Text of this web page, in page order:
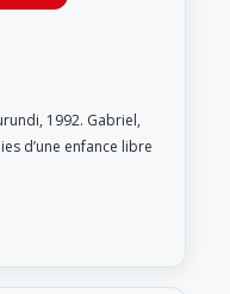
1992. Gabriel,
d’une enfance libre